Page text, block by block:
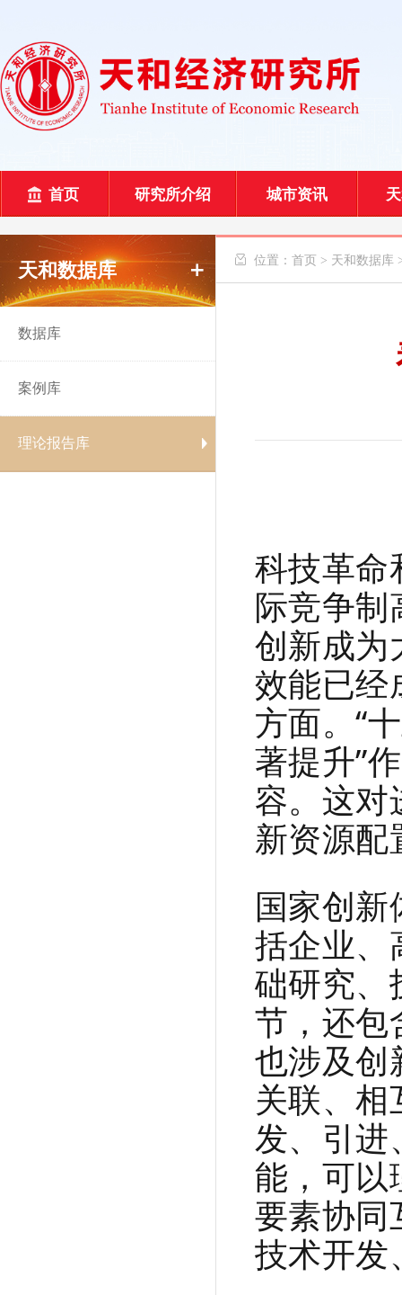
首页 研究所介绍 城市资讯
天和数据库
数据库
案例库
理论报告库
 位置： 首页 > 天和数据库
科技革命
际竞争
创新成为
效能已经
方面。“
著提升”
容。这
新资源
国家创
括企业、
础研究、
节，还包
也涉及创
关联、
发、引进
能，可
要素协同
技术开发